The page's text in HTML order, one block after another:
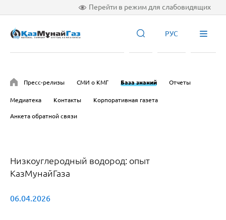
Перейти в режим для слабовидящих
РУС
Пресс-релизы СМИ о КМГ База знаний Отчеты
Медиатека Контакты Корпоративная газета
Анкета обратной связи
Низкоуглеродный водород: опыт
КазМунайГаза
06.04.2026